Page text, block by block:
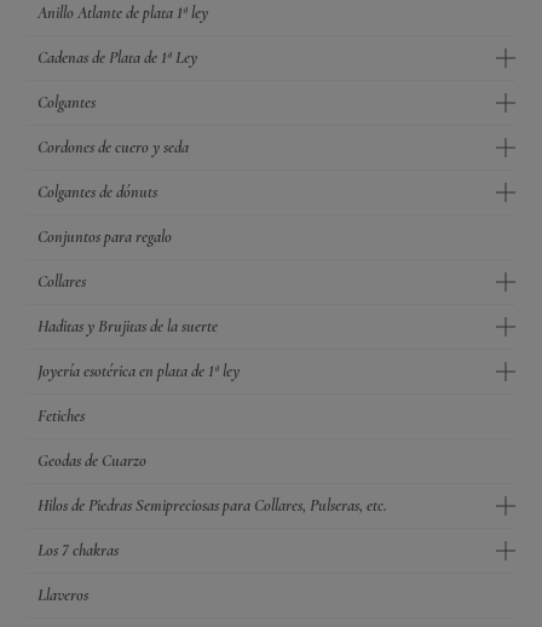
Anillo Atlante de plata 1ª ley
Cadenas de Plata de 1ª Ley
Colgantes
Cordones de cuero y seda
Colgantes de dónuts
Conjuntos para regalo
Collares
Haditas y Brujitas de la suerte
Joyería esotérica en plata de 1ª ley
Fetiches
Geodas de Cuarzo
Hilos de Piedras Semipreciosas para Collares, Pulseras, etc.
Los 7 chakras
Llaveros